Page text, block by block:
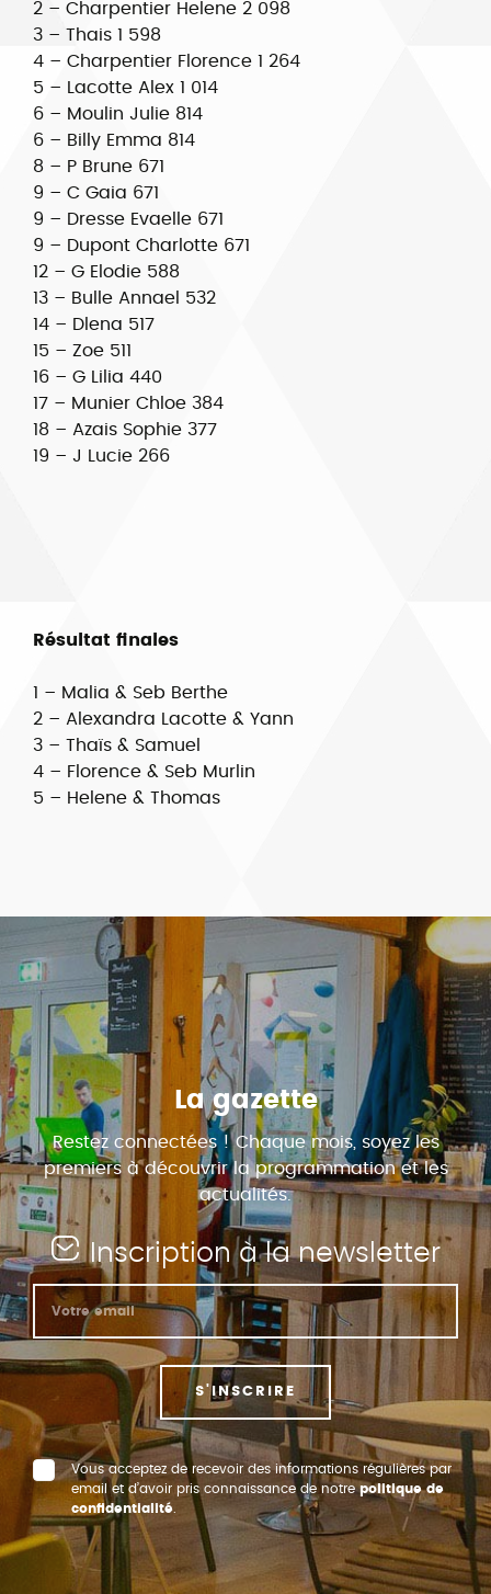
2 – Charpentier Helene 2 098
3 – Thais 1 598
4 – Charpentier Florence 1 264
5 – Lacotte Alex 1 014
6 – Moulin Julie 814
6 – Billy Emma 814
8 – P Brune 671
9 – C Gaia 671
9 – Dresse Evaelle 671
9 – Dupont Charlotte 671
12 – G Elodie 588
13 – Bulle Annael 532
14 – Dlena 517
15 – Zoe 511
16 – G Lilia 440
17 – Munier Chloe 384
18 – Azais Sophie 377
19 – J Lucie 266
Résultat finales
1 – Malia & Seb Berthe
2 – Alexandra Lacotte & Yann
3 – Thaïs & Samuel
4 – Florence & Seb Murlin
5 – Helene & Thomas
La gazette
Restez connectées ! Chaque mois, soyez les
premiers à découvrir la programmation et les
actualités.
Inscription à la newsletter
S'INSCRIRE
Vous acceptez de recevoir des informations régulières par
email et d’avoir pris connaissance de notrepolitique de
confidentialité